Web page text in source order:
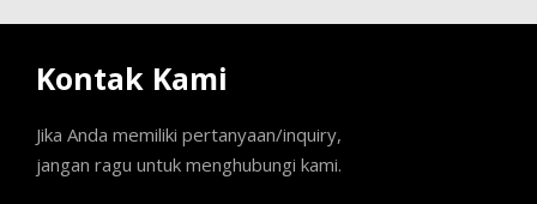
Kontak Kami
Jika Anda memiliki pertanyaan/inquiry,
jangan ragu untuk menghubungi kami.